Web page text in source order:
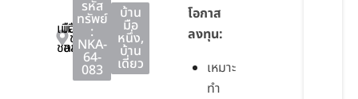
เมือง
ชลบุรี
เมือง
ชลบุรี
ชลบุรี
รหัส
ทรัพย์
:
NKA-
64-
083
บ้าน
มือ
หนึ่ง,
บ้าน
เดี่ยว
โอกาส
ลงทุน:
เหมาะ
ทำ